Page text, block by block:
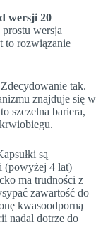
wersji 20
wersja
to rozwiązanie
Zdecydowanie tak.
znajduje się w
szczelna bariera,
są
(powyżej 4 lat)
ma trudności z
zawartość do
kwasoodporną
nadal dotrze do